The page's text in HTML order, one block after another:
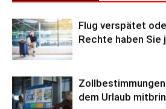
Flug verspätet
Rechte haben Sie
dem Urlaub